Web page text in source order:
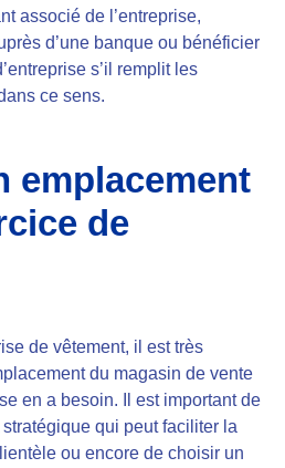
associé de l’entreprise,
d’une banque ou bénéficier
s’il remplit les
ce sens.
emplacement
de
de vêtement, il est très
du magasin de vente
en a besoin. Il est important de
qui peut faciliter la
ou encore de choisir un